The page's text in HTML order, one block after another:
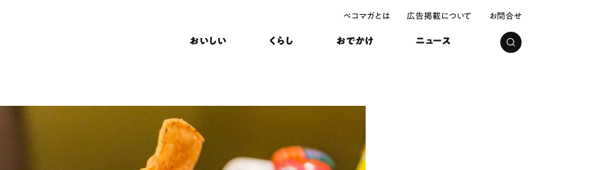
ペコマガとは 広告掲載について お問合せ
おいしい くらし おでかけ ニュース